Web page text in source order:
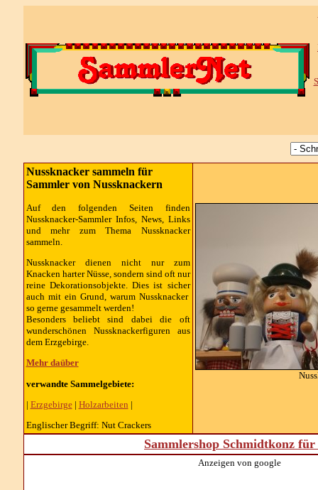
Nussknacker sammeln für
Sammler von Nussknackern
Auf den folgenden Seiten finden
Nussknacker-Sammler Infos, News, Links
und mehr zum Thema Nussknacker
sammeln.
Nussknacker dienen nicht nur zum
Knacken harter Nüsse, sondern sind oft nur
reine Dekorationsobjekte. Dies ist sicher
auch mit ein Grund, warum Nussknacker
so gerne gesammelt werden!
Besonders beliebt sind dabei die oft
wunderschönen Nussknackerfiguren aus
dem Erzgebirge.
Mehr daüber
verwandte Sammelgebiete:
| Erzgebirge| Holzarbeiten |
Englischer Begriff: Nut Crackers
Sammlershop Schmidtkonz
Anzeigen von google